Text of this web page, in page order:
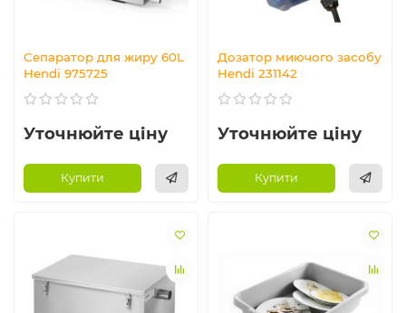
Сепаратор для жиру 60L
Hendi 975725
Уточнюйте ціну
Купити
Дозатор миючого засобу
Hendi 231142
Уточнюйте ціну
Купити